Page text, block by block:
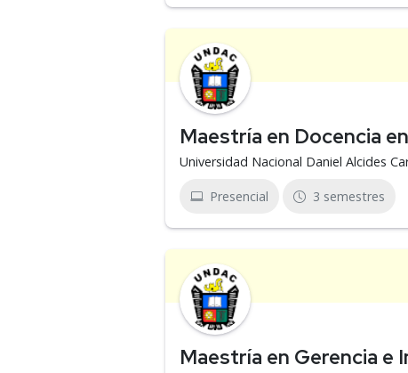
Maestría en Docencia
Universidad Nacional Daniel Alcides
Presencial 3 semestres
Maestría en Gerencia e